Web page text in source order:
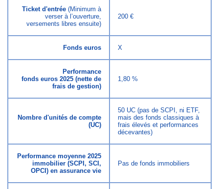
Ticket d'entrée(Minimum à
verser à l’ouverture,
versements libres ensuite)
200 €
Fonds euros X
Performance
fonds euros 2025 (nette de
frais de gestion)
1,80 %
Nombre d'unités de compte
(UC)
50 UC (pas de SCPI, ni ETF,
mais des fonds classiques à
frais élevés et performances
décevantes)
Performance moyenne 2025
immobilier (SCPI, SCI,
OPCI) en assurance vie
Pas de fonds immobiliers